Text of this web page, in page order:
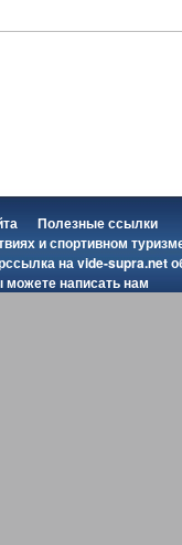
Полезные ссылки
и спортивном
наvide-supra.net
можетенаписать нам